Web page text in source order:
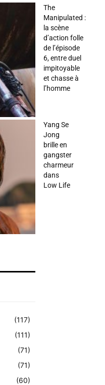
The
Manipulated :
la scène
d’action folle
de l’épisode
6, entre duel
impitoyable
et chasse à
l’homme
Yang Se
Jong
brille en
gangster
charmeur
dans
Low Life
(117)
(111)
(71)
(71)
(60)